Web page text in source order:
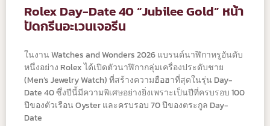
Rolex Day-Date 40 “Jubilee Gold” หน้า
ปัดกรีนอะเวนเจอรีน
ในงาน Watches and Wonders 2026 แบรนด์นาฬิกาหรูอันดับ
หนึ่งอย่าง Rolex ได้เปิดตัวนาฬิกากลุ่มเครื่องประดับชาย
(Men’s Jewelry Watch) ที่สร้างความฮือฮาที่สุดในรุ่น Day-
Date 40 ซึ่งปีนี้มีความพิเศษอย่างยิ่งเพราะเป็นปีที่ครบรอบ 100
ปีของตัวเรือน Oyster และครบรอบ 70 ปีของตระกูล Day-
Date